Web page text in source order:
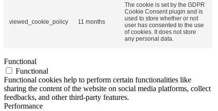
viewed_cookie_policy 11 months
The cookie is set by the GDPR
Cookie Consent plugin and is
used to store whether or not
user has consented to the use
of cookies. It does not store
any personal data.
Functional
Functional
Functional cookies help to perform certain functionalities like
sharing the content of the website on social media platforms, collect
feedbacks, and other third-party features.
Performance